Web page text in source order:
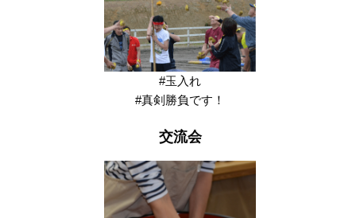
#玉入れ
#真剣勝負です！
交流会